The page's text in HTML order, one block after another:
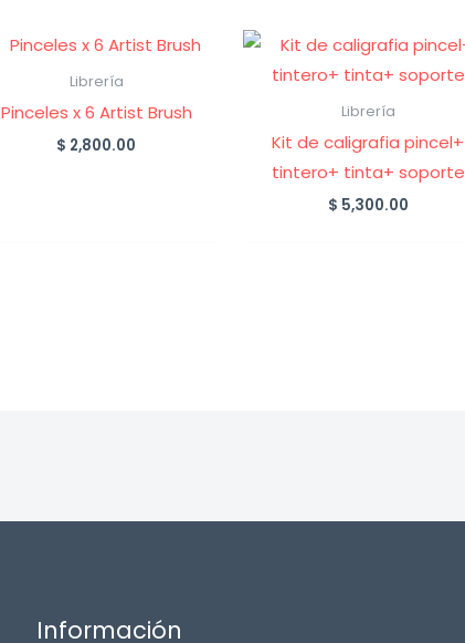
Librería
Pinceles x 6 Artist Brush
$ 2,800.00
Librería
Kit de caligrafia pincel+
tintero+ tinta+ soporte
$ 5,300.00
Información